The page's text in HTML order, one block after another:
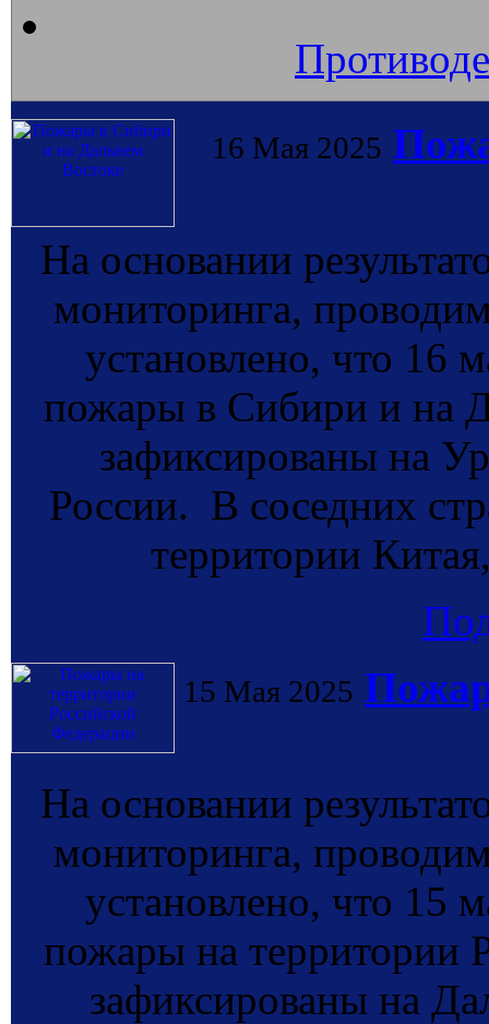
16 Мая 2025
На основании
мониторинга,
установлено, что 16
пожары в Сибири и на
зафиксированы на
России. В соседних
территории
15 Мая 2025
На основании
мониторинга,
установлено, что 15
пожары на территории
зафиксированы на